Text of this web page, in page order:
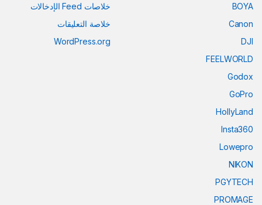
BOYA
Canon
DJI
FEELWORLD
Godox
GoPro
HollyLand
Insta360
Lowepro
NIKON
PGYTECH
PROMAGE
خلاصات Feed الإدخالات
خلاصة التعليقات
WordPress.org